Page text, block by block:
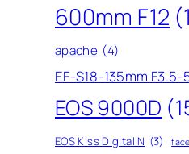
600mm F12
apache (4)
EF-S18-135mm F3.5-
EOS 9000D
EOS Kiss Digital N (3)